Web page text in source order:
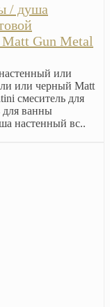
/ душа
Gun Metal
или
или черный Matt
смеситель для
для ванны
настенный вс..